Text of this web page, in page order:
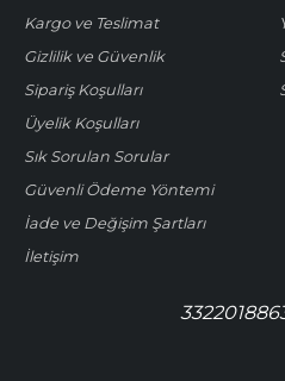
Kargo ve Teslimat
Gizlilik ve Güvenlik
Sipariş Koşulları
Üyelik Koşulları
Sık Sorulan Sorular
Güvenli Ödeme Yöntemi
İade ve Değişim Şartları
İletişim